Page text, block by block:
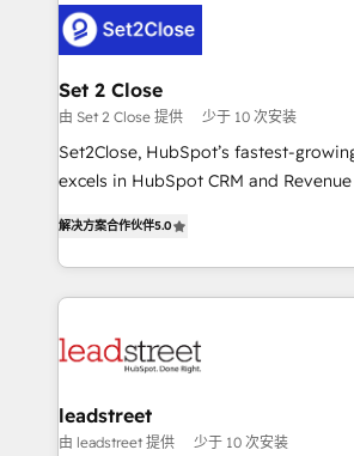
respuestas para empezar. Te
el primer caso de uso que más
días.
combine HubSpot, data, and AI to
go-to-market systems that align
and technology for predictable,
growth. Our expertise spans RevOps,
architecture, AI enablement, and
delivered through our proprietary
Partner and ISO 27001:2022 certified
we blend strategy, creativity, and
Set 2 Close
由 Set 2 Close 提供 少于 10 次安装
Set2Close, HubSpot’s fastest-
excels in HubSpot CRM and
As a top HubSpot Elite Partner, we
custom HubSpot CRM solutions.
implement, and optimize systems to
marketing, and service teams. From
management, and speed up deal
projects completed, our Agile
解决方案合作伙伴5.0
leadstreet
由 leadstreet 提供 少于 10 次安装